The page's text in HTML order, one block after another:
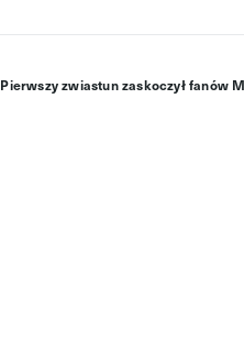
zwiastun zaskoczył fanów